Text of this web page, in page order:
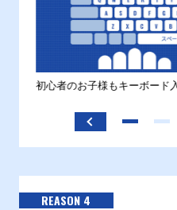
初心者のお子様もキーボード
REASON 4